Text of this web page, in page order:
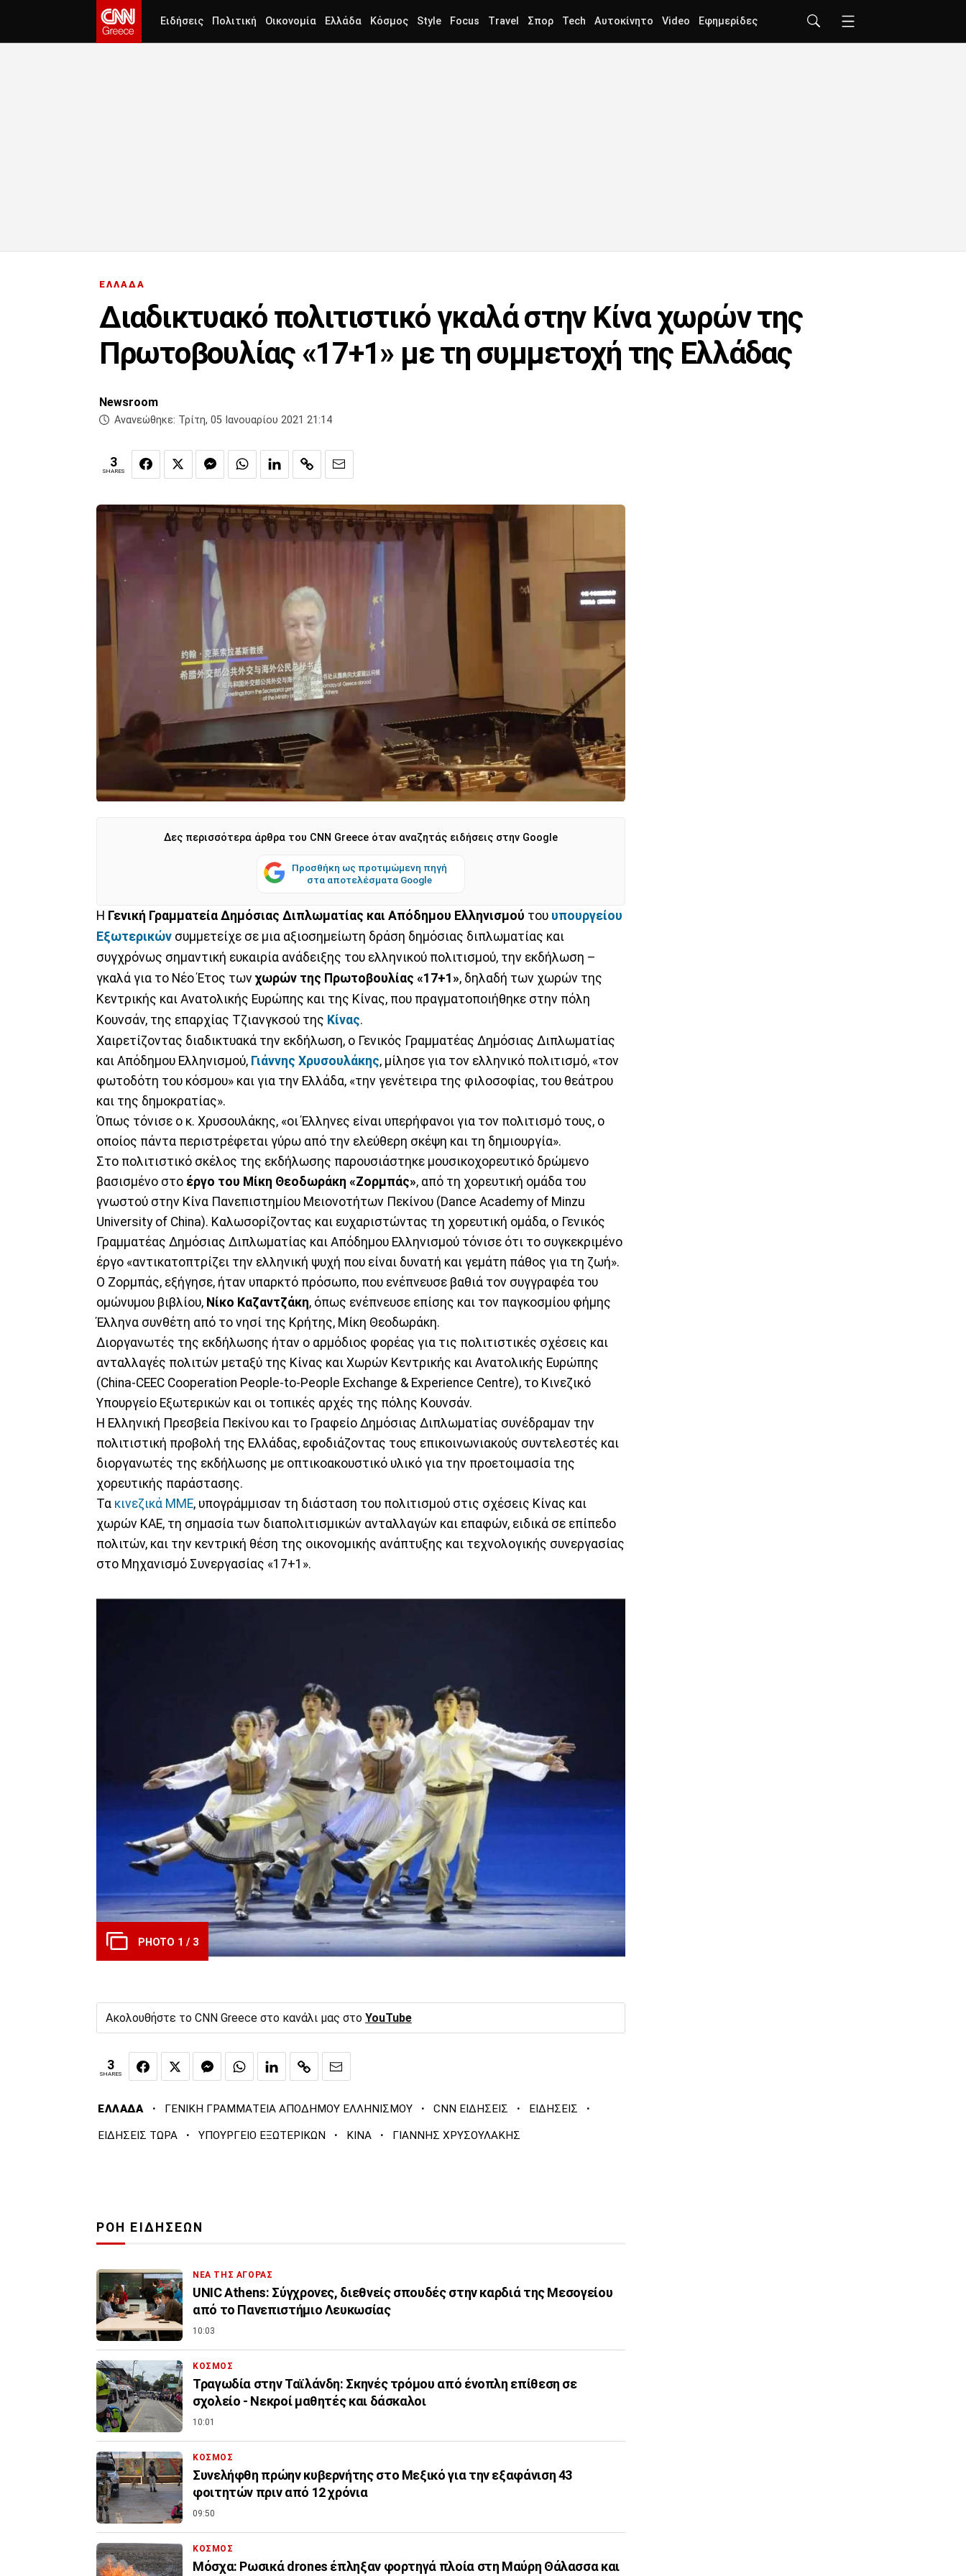
Ειδήσεις Πολιτική Οικονομία Ελλάδα Κόσμος Style Focus Travel Σπορ Tech Αυτοκίνητο Video Εφημερίδες
ΕΛΛΑΔΑ
Διαδικτυακό πολιτιστικό γκαλά στην Κίνα χωρών της
Πρωτοβουλίας «17+1» με τη συμμετοχή της Ελλάδας
Newsroom
Ανανεώθηκε: Τρίτη, 05 Ιανουαρίου 2021 21:14
3
SHARES
Δες περισσότερα άρθρα του CNN Greece όταν αναζητάς ειδήσεις στην Google
Προσθήκη ως προτιμώμενη πηγή
στα αποτελέσματα Google
Η Γενική Γραμματεία Δημόσιας Διπλωματίας και Απόδημου Ελληνισμού του υπουργείου
Εξωτερικών συμμετείχε σε μια αξιοσημείωτη δράση δημόσιας διπλωματίας και
συγχρόνως σημαντική ευκαιρία ανάδειξης του ελληνικού πολιτισμού, την εκδήλωση –
γκαλά για το Νέο Έτος των χωρών της Πρωτοβουλίας «17+1», δηλαδή των χωρών της
Κεντρικής και Ανατολικής Ευρώπης και της Κίνας, που πραγματοποιήθηκε στην πόλη
Κουνσάν, της επαρχίας Τζιανγκσού της Κίνας.
Χαιρετίζοντας διαδικτυακά την εκδήλωση, ο Γενικός Γραμματέας Δημόσιας Διπλωματίας
και Απόδημου Ελληνισμού, Γιάννης Χρυσουλάκης, μίλησε για τον ελληνικό πολιτισμό, «τον
φωτοδότη του κόσμου» και για την Ελλάδα, «την γενέτειρα της φιλοσοφίας, του θεάτρου
και της δημοκρατίας».
Όπως τόνισε ο κ. Χρυσουλάκης, «οι Έλληνες είναι υπερήφανοι για τον πολιτισμό τους, ο
οποίος πάντα περιστρέφεται γύρω από την ελεύθερη σκέψη και τη δημιουργία».
Στο πολιτιστικό σκέλος της εκδήλωσης παρουσιάστηκε μουσικοχορευτικό δρώμενο
βασισμένο στο έργο του Μίκη Θεοδωράκη «Ζορμπάς», από τη χορευτική ομάδα του
γνωστού στην Κίνα Πανεπιστημίου Μειονοτήτων Πεκίνου (Dance Academy of Minzu
University of China). Καλωσορίζοντας και ευχαριστώντας τη χορευτική ομάδα, ο Γενικός
Γραμματέας Δημόσιας Διπλωματίας και Απόδημου Ελληνισμού τόνισε ότι το συγκεκριμένο
έργο «αντικατοπτρίζει την ελληνική ψυχή που είναι δυνατή και γεμάτη πάθος για τη ζωή».
Ο Ζορμπάς, εξήγησε, ήταν υπαρκτό πρόσωπο, που ενέπνευσε βαθιά τον συγγραφέα του
ομώνυμου βιβλίου, Νίκο Καζαντζάκη, όπως ενέπνευσε επίσης και τον παγκοσμίου φήμης
Έλληνα συνθέτη από το νησί της Κρήτης, Μίκη Θεοδωράκη.
Διοργανωτές της εκδήλωσης ήταν ο αρμόδιος φορέας για τις πολιτιστικές σχέσεις και
ανταλλαγές πολιτών μεταξύ της Κίνας και Χωρών Κεντρικής και Ανατολικής Ευρώπης
(China-CEEC Cooperation People-to-People Exchange & Experience Centre), το Κινεζικό
Υπουργείο Εξωτερικών και οι τοπικές αρχές της πόλης Κουνσάν.
Η Ελληνική Πρεσβεία Πεκίνου και το Γραφείο Δημόσιας Διπλωματίας συνέδραμαν την
πολιτιστική προβολή της Ελλάδας, εφοδιάζοντας τους επικοινωνιακούς συντελεστές και
διοργανωτές της εκδήλωσης με οπτικοακουστικό υλικό για την προετοιμασία της
χορευτικής παράστασης.
Τα κινεζικά ΜΜΕ, υπογράμμισαν τη διάσταση του πολιτισμού στις σχέσεις Κίνας και
χωρών ΚΑΕ, τη σημασία των διαπολιτισμικών ανταλλαγών και επαφών, ειδικά σε επίπεδο
πολιτών, και την κεντρική θέση της οικονομικής ανάπτυξης και τεχνολογικής συνεργασίας
στο Μηχανισμό Συνεργασίας «17+1».
PHOTO 1 / 3
Ακολουθήστε το CNN Greece στο κανάλι μας στο YouTube
3
SHARES
ΕΛΛΑΔΑ · ΓΕΝΙΚΗ ΓΡΑΜΜΑΤΕΙΑ ΑΠΟΔΗΜΟΥ ΕΛΛΗΝΙΣΜΟΥ · CNN ΕΙΔΗΣΕΙΣ · ΕΙΔΗΣΕΙΣ ·
ΕΙΔΗΣΕΙΣ ΤΩΡΑ · ΥΠΟΥΡΓΕΙΟ ΕΞΩΤΕΡΙΚΩΝ · ΚΙΝΑ · ΓΙΑΝΝΗΣ ΧΡΥΣΟΥΛΑΚΗΣ
ΡΟΗ ΕΙΔΗΣΕΩΝ
ΝΕΑ ΤΗΣ ΑΓΟΡΑΣ
UNIC Athens: Σύγχρονες, διεθνείς σπουδές στην καρδιά της Μεσογείου
από το Πανεπιστήμιο Λευκωσίας
10:03
ΚΟΣΜΟΣ
Τραγωδία στην Ταϊλάνδη: Σκηνές τρόμου από ένοπλη επίθεση σε
σχολείο - Νεκροί μαθητές και δάσκαλοι
10:01
ΚΟΣΜΟΣ
Συνελήφθη πρώην κυβερνήτης στο Μεξικό για την εξαφάνιση 43
φοιτητών πριν από 12 χρόνια
09:50
ΚΟΣΜΟΣ
Μόσχα: Ρωσικά drones έπληξαν φορτηγά πλοία στη Μαύρη Θάλασσα και